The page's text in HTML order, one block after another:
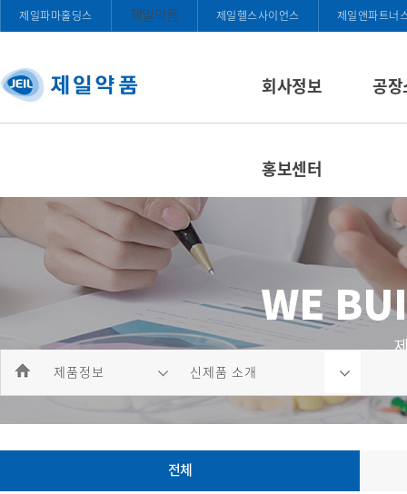
제일파마홀딩스 제일약품 제일헬스사이언스 제일앤파트너
회사정보 공
홍보센터
제품정보 신제품 소개
전체